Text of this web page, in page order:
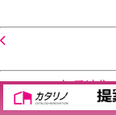
ホーム 各種編集
ンロード